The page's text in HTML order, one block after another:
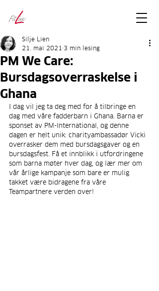
PM We Care:
Bursdagsoverraskelse i
Ghana
Silje Lien
21. mai 2021 3 min lesing
I dag vil jeg ta deg med for å tilbringe en
dag med våre fadderbarn i Ghana. Barna er
sponset av PM-International, og denne
dagen er helt unik: charityambassadør Vicki
overrasker dem med bursdagsgaver og en
bursdagsfest. Få et innblikk i utfordringene
som barna møter hver dag, og lær mer om
vår årlige kampanje som bare er mulig
takket være bidragene fra våre
Teampartnere verden over!